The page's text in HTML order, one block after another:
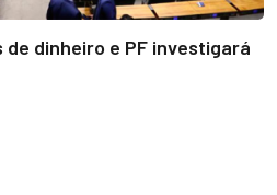
de dinheiro e PF investigará